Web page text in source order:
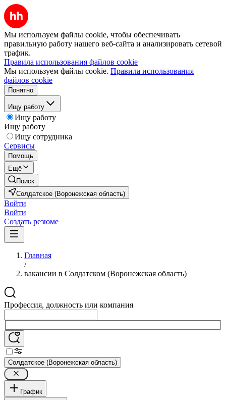
Мы используем файлы cookie, чтобы обеспечивать
правильную работу нашего веб-сайта и анализировать сетевой
трафик.
Правила использования файлов cookie
Мы используем файлы cookie. Правила использования
файлов cookie
Понятно
Ищу работу
Ищу работу
Ищу работу
Ищу сотрудника
Сервисы
Помощь
Ещё
Поиск
Солдатское (Воронежская область)
Войти
Войти
Создать резюме
Главная
/
вакансии в Солдатском (Воронежская область)
Профессия, должность или компания
Солдатское (Воронежская область)
График